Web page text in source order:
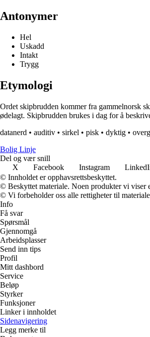
Antonymer
Hel
Uskadd
Intakt
Trygg
Etymologi
Ordet skipbrudden kommer fra gammelnorsk
ødelagt. Skipbrudden brukes i dag for å
datanerd • auditiv • sirkel • pisk • dyktig •
Bolig Linje
Del og vær snill
X
Facebook Instagram
© Innholdet er opphavsrettsbeskyttet.
© Beskyttet materiale. Noen produkter vi viser
© Vi forbeholder oss alle rettigheter til
Info
Få svar
Spørsmål
Gjennomgå
Arbeidsplasser
Send inn tips
Profil
Mitt dashbord
Service
Beløp
Styrker
Funksjoner
Linker i innholdet
Sidenavigering
Legg merke til